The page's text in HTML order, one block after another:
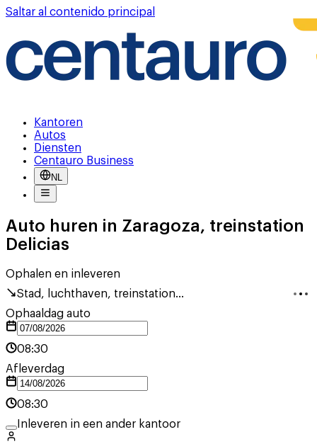
Saltar al contenido principal
Kantoren
Autos
Diensten
Centauro Business
NL
Auto huren in Zaragoza, treinstation
Delicias
Ophalen en inleveren
Stad, luchthaven, treinstation...
Ophaaldag auto
08:30
Afleverdag
08:30
Inleveren in een ander kantoor